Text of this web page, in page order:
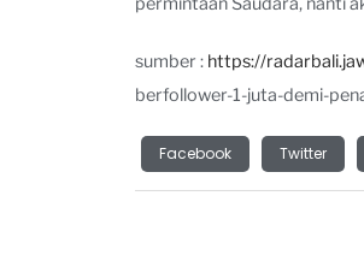
sumber : https://
berfollower-1-juta-demi-
Facebook Twitter